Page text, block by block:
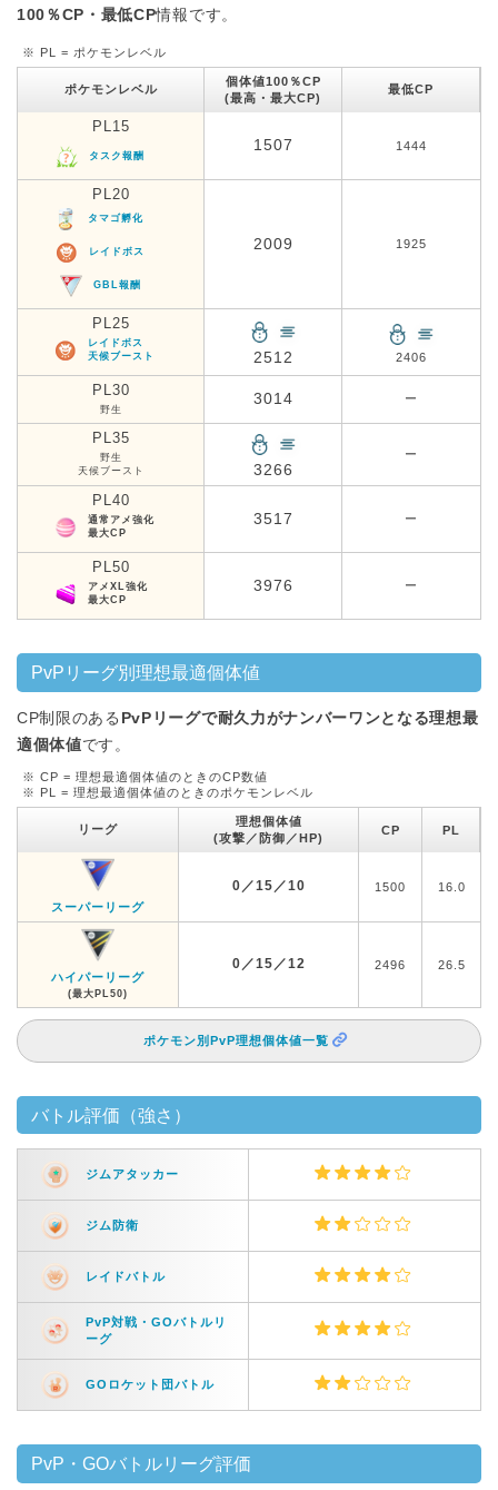
100％CP・最低CP情報です。
※ PL = ポケモンレベル
ポケモンレベル
個体値100％CP
(最高・最大CP)
最低CP
PL15
タスク報酬
1507 1444
PL20
タマゴ孵化
レイドボス
GBL報酬
2009 1925
PL25
レイドボス
天候ブースト
2512 2406
PL30
野生
3014 ー
PL35
野生
天候ブースト
3266
ー
PL40
通常アメ強化
最大CP
3517 ー
PL50
アメXL強化
最大CP
3976 ー
PvPリーグ別理想最適個体値
CP制限のある PvPリーグで耐久力がナンバーワンとなる理想最
適個体値です。
※ CP = 理想最適個体値のときのCP数値
※ PL = 理想最適個体値のときのポケモンレベル
リーグ
理想個体値
(攻撃／防御／HP)
CP PL
スーパーリーグ
0／15／10 1500 16.0
ハイパーリーグ
(最大PL50)
0／15／12 2496 26.5
ポケモン別PvP理想個体値一覧
バトル評価（強さ）
ジムアタッカー
ジム防衛
レイドバトル
PvP対戦・GOバトルリ
ーグ
GOロケット団バトル
PvP・GOバトルリーグ評価